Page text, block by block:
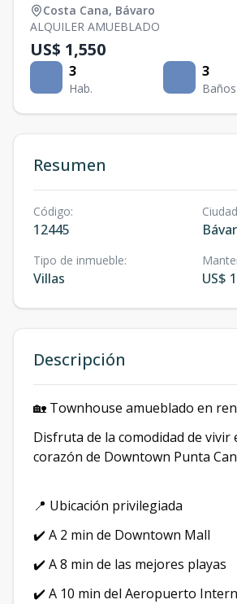
Costa Cana, Bávaro
ALQUILER AMUEBLADO
US$ 1,550
3
Hab.
3
Baños
Resumen
Código:
12445
Ciudad
Tipo de inmueble:
Villas US$
Descripción
🏡 Townhouse amueblado en
Disfruta de la comodidad de
corazón de Downtown Punta
📍 Ubicación privilegiada
✔️ A 2 min de Downtown Mall
✔️ A 8 min de las mejores playas
✔️ A 10 min del Aeropuerto